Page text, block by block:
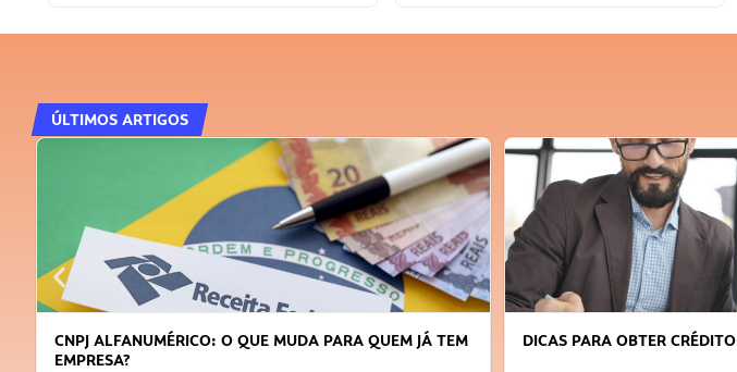
ÚLTIMOS ARTIGOS
CNPJ ALFANUMÉRICO: O QUE MUDA PARA QUEM JÁ TEM
EMPRESA?
DICAS PARA OBTER CRÉDITO